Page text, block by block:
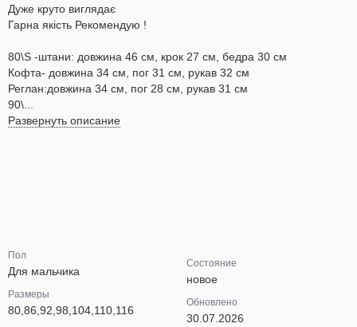
Дуже круто виглядає
Гарна якість Рекомендую !
80\S -штани: довжина 46 см, крок 27 см, бедра 30 см
Кофта- довжина 34 см, пог 31 см, рукав 32 см
Реглан:довжина 34 см, пог 28 см, рукав 31 см
90\...
Развернуть описание
Пол
Для мальчика
Размеры
80,86,92,98,104,110,116
Состояние
новое
Обновлено
30.07.2026